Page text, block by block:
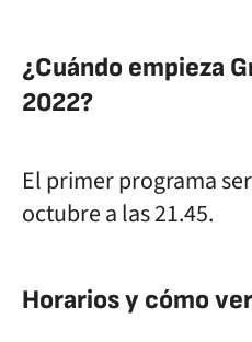
¿Cuándo empieza
2022?
El primer programa
octubre a las 21.45.
Horarios y cómo